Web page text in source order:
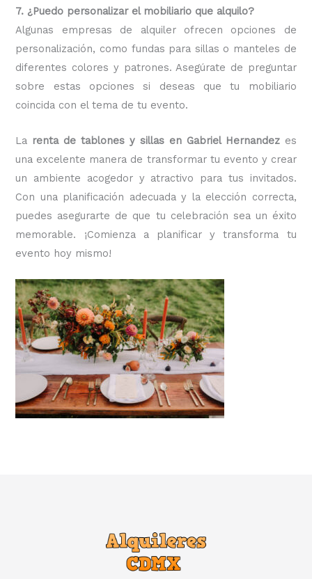
7. ¿Puedo personalizar el mobiliario que alquilo?
Algunas empresas de alquiler ofrecen opciones de
personalización, como fundas para sillas o manteles de
diferentes colores y patrones. Asegúrate de preguntar
sobre estas opciones si deseas que tu mobiliario
coincida con el tema de tu evento.
La renta de tablones y sillas en Gabriel Hernandez es
una excelente manera de transformar tu evento y crear
un ambiente acogedor y atractivo para tus invitados.
Con una planificación adecuada y la elección correcta,
puedes asegurarte de que tu celebración sea un éxito
memorable. ¡Comienza a planificar y transforma tu
evento hoy mismo!